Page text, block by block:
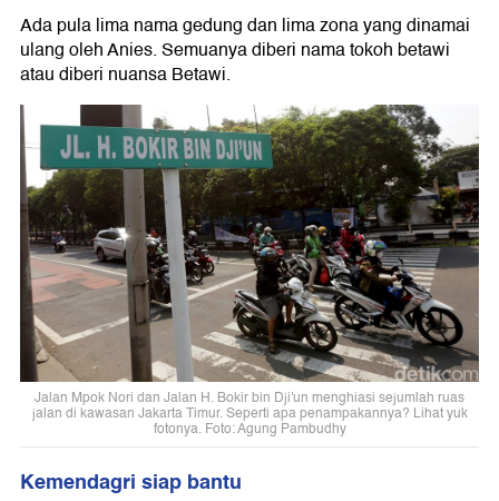
Ada pula lima nama gedung dan lima zona yang dinamai
ulang oleh Anies. Semuanya diberi nama tokoh betawi
atau diberi nuansa Betawi.
Jalan Mpok Nori dan Jalan H. Bokir bin Dji'un menghiasi sejumlah ruas
jalan di kawasan Jakarta Timur. Seperti apa penampakannya? Lihat yuk
fotonya. Foto: Agung Pambudhy
Kemendagri siap bantu